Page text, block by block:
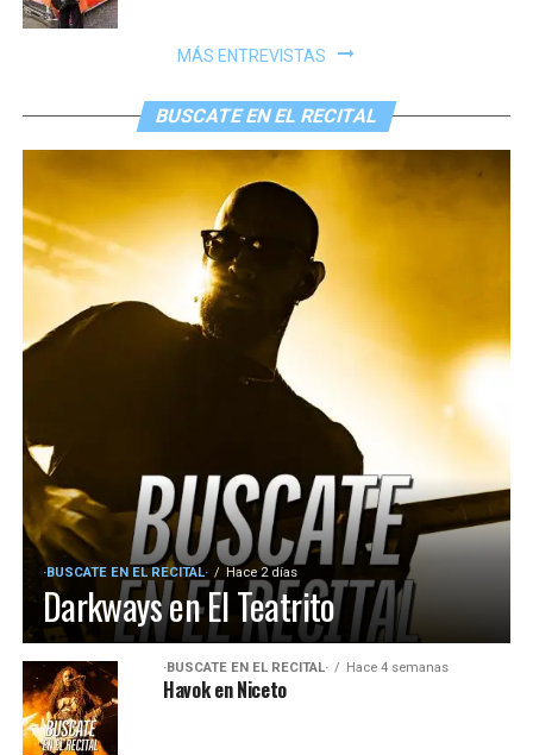
MÁS ENTREVISTAS
BUSCATE EN EL RECITAL
·BUSCATE EN EL RECITAL· Hace 2 días
Darkways en El Teatrito
·BUSCATE EN EL RECITAL· Hace 4 semanas
Havok en Niceto